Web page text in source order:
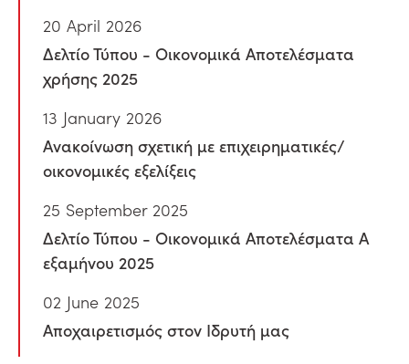
20 April 2026
Δελτίο Τύπου - Οικονομικά Αποτελέσματα
χρήσης 2025
13 January 2026
Ανακοίνωση σχετική με επιχειρηματικές/
οικονομικές εξελίξεις
25 September 2025
Δελτίο Τύπου - Οικονομικά Αποτελέσματα Α
εξαμήνου 2025
02 June 2025
Αποχαιρετισμός στον Ιδρυτή μας